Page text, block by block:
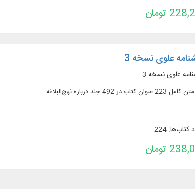
تومان
علوی نسخه 3
علوی نسخه 3
کتاب در 492 جلد درباره نهج‌البلاغه
کتاب‌ها: 224
تومان